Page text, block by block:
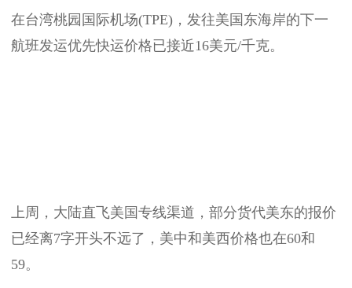
在台湾桃园国际机场(TPE)，发往美国东海岸的下一
航班发运优先快运价格已接近16美元/千克。
上周，大陆直飞美国专线渠道，部分货代美东的报价
已经离7字开头不远了，美中和美西价格也在60和
59。